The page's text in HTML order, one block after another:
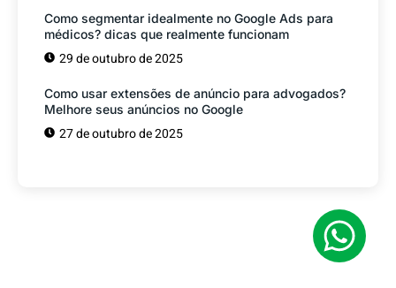
Como segmentar idealmente no Google Ads para
médicos? dicas que realmente funcionam
29 de outubro de 2025
Como usar extensões de anúncio para advogados?
Melhore seus anúncios no Google
27 de outubro de 2025